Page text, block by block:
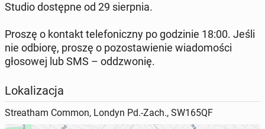
Studio dostępne od 29 sierpnia.
Proszę o kontakt telefoniczny po godzinie 18:00. Jeśli
nie odbiorę, proszę o pozostawienie wiadomości
głosowej lub SMS – oddzwonię.
Lokalizacja
Streatham Common, Londyn Pd.-Zach., SW165QF